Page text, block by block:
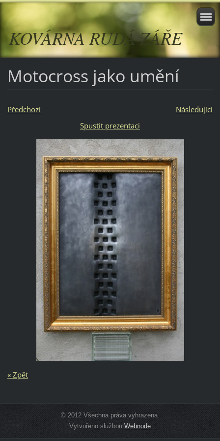
KOVÁRNA RUDÁ ZÁŘE
Motocross jako umění
Předchozí
Následující
Spustit prezentaci
« Zpět
© 2012 Všechna práva vyhrazena.
Vytvořeno službouWebnode